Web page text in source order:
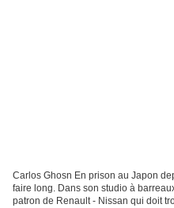
Carlos Ghosn En prison au Japon
faire long. Dans son studio à
patron de Renault - Nissan qui doit